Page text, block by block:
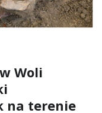
Woli
na terenie